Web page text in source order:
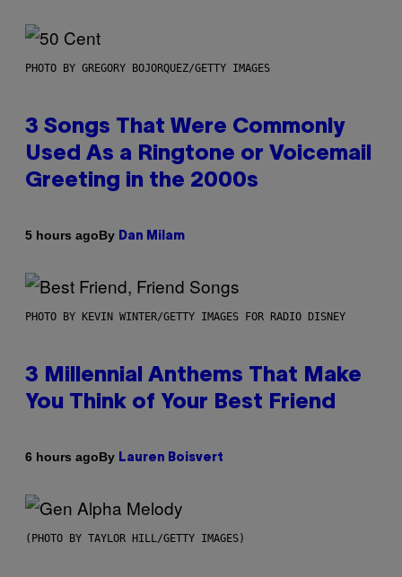
PHOTO BY GREGORY BOJORQUEZ/GETTY IMAGES
3 Songs That Were Commonly
Used As a Ringtone or Voicemail
Greeting in the 2000s
5 hours agoBy Dan Milam
PHOTO BY KEVIN WINTER/GETTY IMAGES FOR RADIO DISNEY
3 Millennial Anthems That Make
You Think of Your Best Friend
6 hours agoBy Lauren Boisvert
(PHOTO BY TAYLOR HILL/GETTY IMAGES)